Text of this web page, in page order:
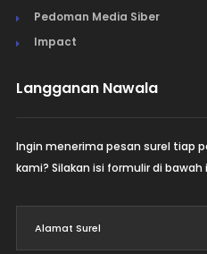
Pedoman Media Siber
Impact
Langganan Nawala
Ingin menerima pesan surel tiap
kami? Silakan isi formulir di bawah